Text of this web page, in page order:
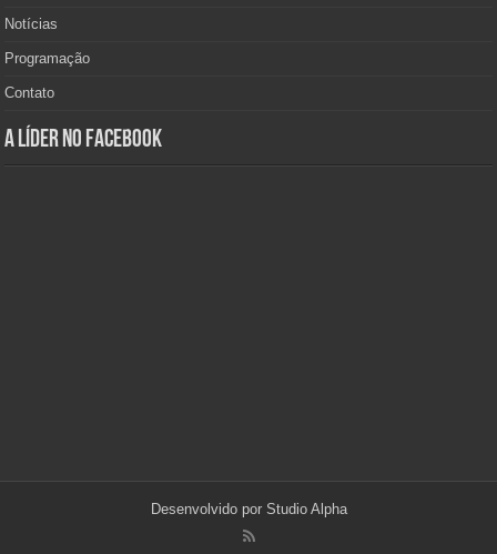
Notícias
Programação
Contato
A Líder no Facebook
Desenvolvido por Studio Alpha